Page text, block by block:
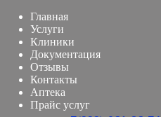
Главная
Услуги
Клиники
Документация
Отзывы
Контакты
Аптека
Прайс услуг